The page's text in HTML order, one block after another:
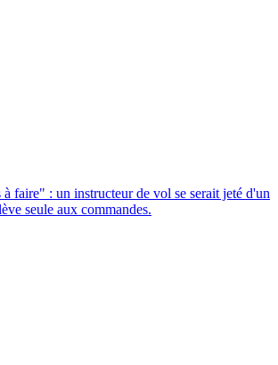
à faire" : un instructeur de vol se serait jeté d'un
seule aux commandes.